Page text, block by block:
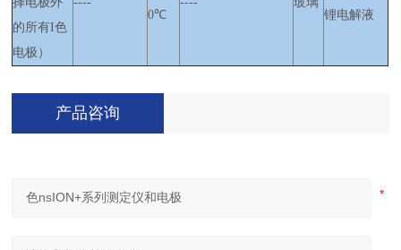
的所有I色
电极）
0℃
锂电解液
产品咨询